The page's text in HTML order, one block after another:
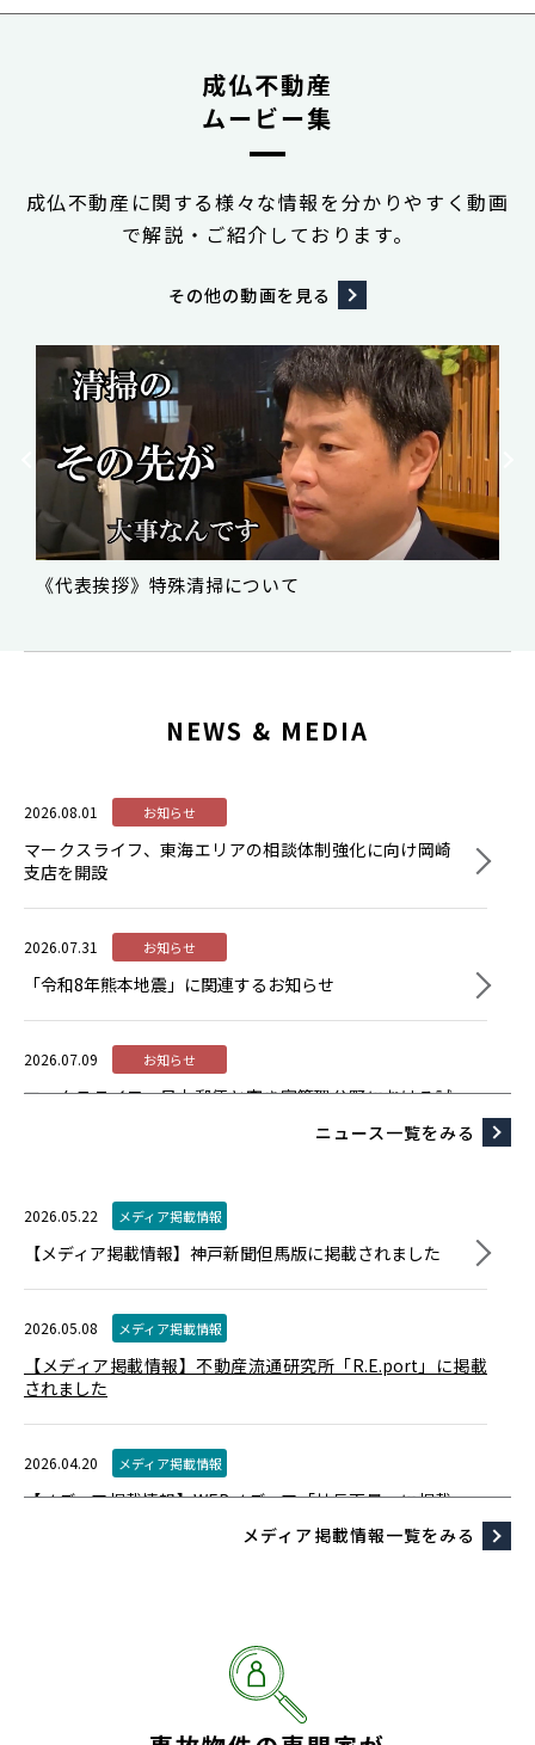
成仏不動産
ムービー集
成仏不動産に関する様々な情報を分かりやすく動画
で解説・ご紹介しております。
その他の動画を見る
《代表挨拶》事故物件買取について
NEWS & MEDIA
2026.08.01 お知らせ
マークスライフ、東海エリアの相談体制強化に向け岡崎
支店を開設
2026.07.31 お知らせ
「令和8年熊本地震」に関連するお知らせ
2026.07.09 お知らせ
マークスライフ、日本郵便と空き家管理分野における試
行実施に係る基本契約を締結～地域ネットワークを活用
2026.07.01 お知らせ
マークスライフ、実家の相談窓口「じつまど」をコロッ
2026.07.01 お知らせ
「0円空き家管理サービス」全国で実証実験を開始～新た
ニュース一覧をみる
2026.05.22 メディア掲載情報
【メディア掲載情報】神戸新聞但馬版に掲載されました
2026.05.08 メディア掲載情報
【メディア掲載情報】不動産流通研究所「R.E.port」に掲載
されました
2026.04.20 メディア掲載情報
【メディア掲載情報】WEBメディア「社長百景」に掲載
た」で取り上げていただきました
メディア掲載情報
メディア掲載情報一覧をみる